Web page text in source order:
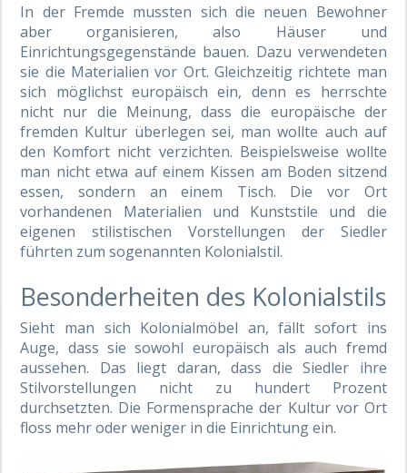
In der Fremde mussten sich die neuen Bewohner
aber organisieren, also Häuser und
Einrichtungsgegenstände bauen. Dazu verwendeten
sie die Materialien vor Ort. Gleichzeitig richtete man
sich möglichst europäisch ein, denn es herrschte
nicht nur die Meinung, dass die europäische der
fremden Kultur überlegen sei, man wollte auch auf
den Komfort nicht verzichten. Beispielsweise wollte
man nicht etwa auf einem Kissen am Boden sitzend
essen, sondern an einem Tisch. Die vor Ort
vorhandenen Materialien und Kunststile und die
eigenen stilistischen Vorstellungen der Siedler
führten zum sogenannten Kolonialstil.
Besonderheiten des Kolonialstils
Sieht man sich Kolonialmöbel an, fällt sofort ins
Auge, dass sie sowohl europäisch als auch fremd
aussehen. Das liegt daran, dass die Siedler ihre
Stilvorstellungen nicht zu hundert Prozent
durchsetzten. Die Formensprache der Kultur vor Ort
floss mehr oder weniger in die Einrichtung ein.